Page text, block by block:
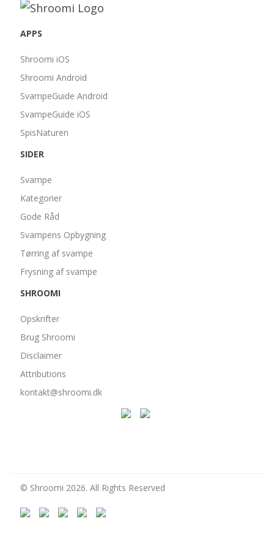
APPS
Shroomi iOS
Shroomi Android
SvampeGuide Android
SvampeGuide iOS
SpisNaturen
SIDER
Svampe
Kategorier
Gode Råd
Svampens Opbygning
Tørring af svampe
Frysning af svampe
SHROOMI
Opskrifter
Brug Shroomi
Disclaimer
Attributions
kontakt@shroomi.dk
© Shroomi 2026. All Rights Reserved